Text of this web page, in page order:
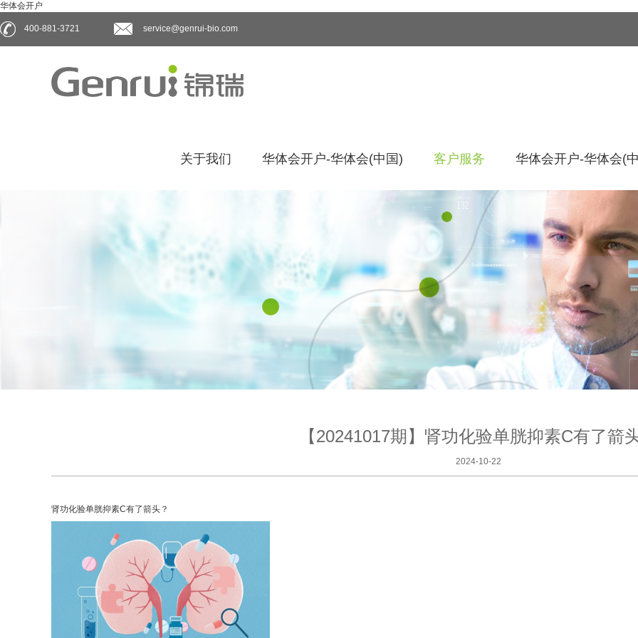
华体会开户
400-881-3721 service@genrui-bio.com
关于我们 华体会开户-华体会(中国) 客户服务 华体会开户-华体会(
【20241017期】肾功化验单胱抑素C有了箭
2024-10-22
肾功化验单胱抑素C有了箭头？